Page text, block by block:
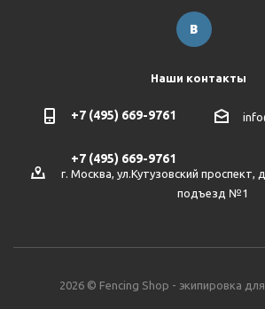
Наши контакты
+7 (495) 669-9761
+7 (495) 669-9761
г. Москва, ул.Кутузовский проспект,
подъезд №1
2026 © Fencing Shop - экипировка